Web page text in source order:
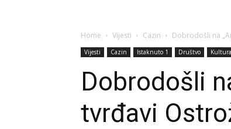
Home Vijesti Cazin Dobrodošli na
Vijesti Cazin Istaknuto 1 Društvo Kultura
Dobrodošli
tvrđavi